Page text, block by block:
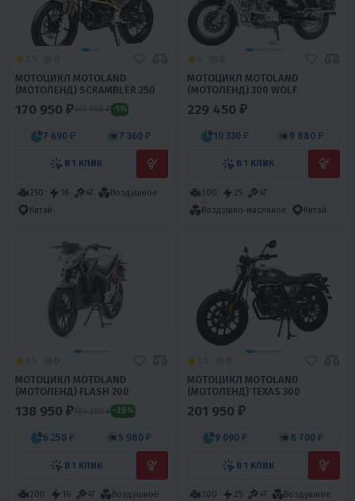
МОТОЦИКЛ MOTOLAND
(МОТОЛЕНД) SCRAMBLER 250
170 950 ₽172 950 ₽ -1%
7 690 ₽ 7 360 ₽
В 1 КЛИК
250 16 4T
Воздушное
Китай
МОТОЦИКЛ MOTOLAND
(МОТОЛЕНД) 300 WOLF
229 450 ₽
10 330 ₽ 9 880 ₽
В 1 КЛИК
300 25
4T
Воздушно-масляное
Китай
МОТОЦИКЛ MOTOLAND
(МОТОЛЕНД) FLASH 200
138 950 ₽184 350 ₽ -25%
6 250 ₽ 5 980 ₽
В 1 КЛИК
200 16 4T
Воздушное
МОТОЦИКЛ MOTOLAND
(МОТОЛЕНД) TEXAS 300
201 950 ₽
9 090 ₽ 8 700 ₽
В 1 КЛИК
300 25 4T
Воздушное